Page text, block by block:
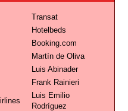
Transat
Hotelbeds
Booking.com
Martín de Oliva
Luis Abinader
Frank Rainieri
Luis Emilio
Rodríguez